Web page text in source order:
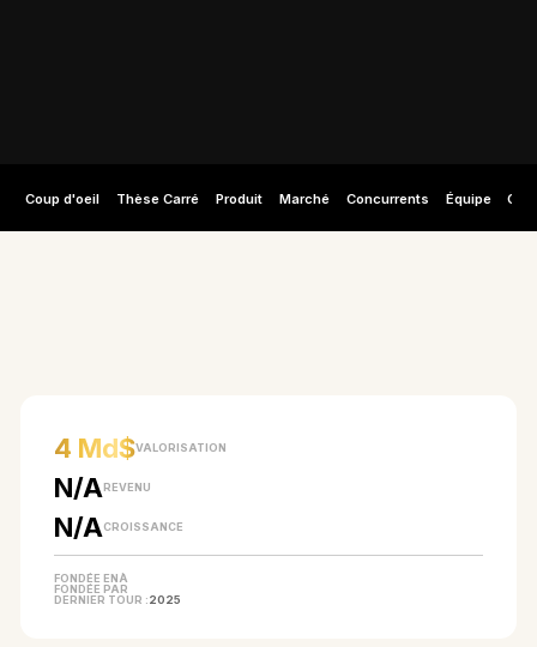
Coup d'oeil Thèse Carré Produit Marché Concurrents Équipe
4 Md$VALORISATION
N/A REVENU
N/ACROISSANCE
FONDÉE ENÀ
FONDÉE PAR
DERNIER TOUR :2025